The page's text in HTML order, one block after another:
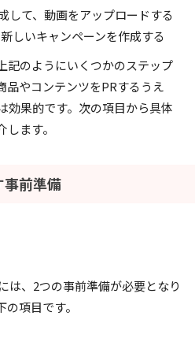
して、動画をアップロードする
しいキャンペーンを作成する
記のようにいくつかのステップ
品やコンテンツをPRするうえ
効果的です。次の項目から具体
ます。
前準備
は、2つの事前準備が必要となり
項目です。